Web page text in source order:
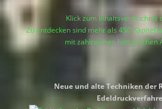
Klick zum Inhaltsverzeichnis
Zu entdecken sind mehr als 450 Kapitel
mit zahlreichen historischen
Neue und alte Techniken der